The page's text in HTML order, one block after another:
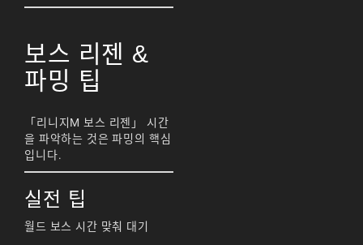
보스 리젠 &
파밍 팁
「리니지M 보스 리젠」 시간
을 파악하는 것은 파밍의 핵심
입니다.
실전 팁
월드 보스 시간 맞춰 대기